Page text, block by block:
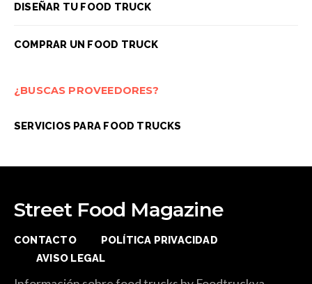
DISEÑAR TU FOOD TRUCK
COMPRAR UN FOOD TRUCK
¿BUSCAS PROVEEDORES?
SERVICIOS PARA FOOD TRUCKS
Street Food Magazine
CONTACTO
POLÍTICA PRIVACIDAD
AVISO LEGAL